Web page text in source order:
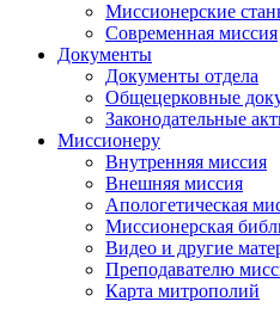
Миссионерские
Современная миссия
Документы
Документы отдела
Общецерковные
Законодательные
Миссионеру
Внутренняя миссия
Внешняя миссия
Апологетическая
Миссионерская
Видео и другие
Преподавателю
Карта митрополий